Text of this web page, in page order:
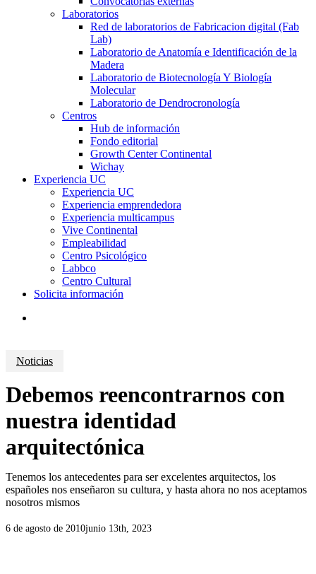
Laboratorios
Red de laboratorios de Fabricacion digital (Fab
Lab)
Laboratorio de Anatomía e Identificación de la
Madera
Laboratorio de Biotecnología Y Biología
Molecular
Laboratorio de Dendrocronología
Centros
Hub de información
Fondo editorial
Growth Center Continental
Wichay
Experiencia UC
Experiencia UC
Experiencia emprendedora
Experiencia multicampus
Vive Continental
Empleabilidad
Centro Psicológico
Labbco
Centro Cultural
Solicita información
Noticias
Debemos reencontrarnos con
nuestra identidad
arquitectónica
Tenemos los antecedentes para ser excelentes arquitectos, los
españoles nos enseñaron su cultura, y hasta ahora no nos aceptamos
nosotros mismos
6 de agosto de 2010junio 13th, 2023